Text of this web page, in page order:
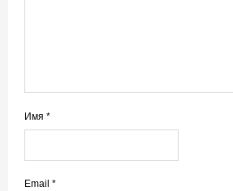
Имя *
Email *